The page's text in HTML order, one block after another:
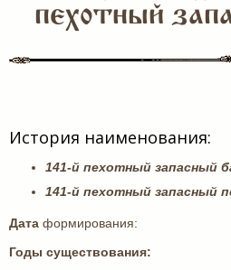
пехотный
История наименования:
141-й пехотный запасный
141-й пехотный запасный
Дата формирования:
Годы существования: